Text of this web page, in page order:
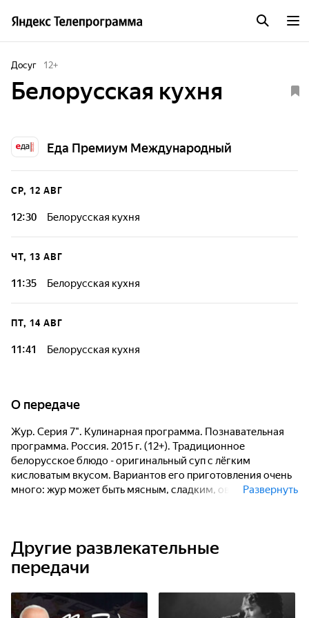
Досуг 12+
Белорусская кухня
Еда Премиум Международный
СР, 12 АВГ
12:30 Белорусская кухня
ЧТ, 13 АВГ
11:35 Белорусская кухня
ПТ, 14 АВГ
11:41 Белорусская кухня
О передаче
Жур. Серия 7". Кулинарная программа. Познавательная
программа. Россия. 2015 г. (12+). Традиционное
белорусское блюдо - оригинальный суп с лёгким
кисловатым вкусом. Вариантов его приготовления очень
много: жур может быть мясным, сладким, овощным...
Развернуть
Другие развлекательные
передачи